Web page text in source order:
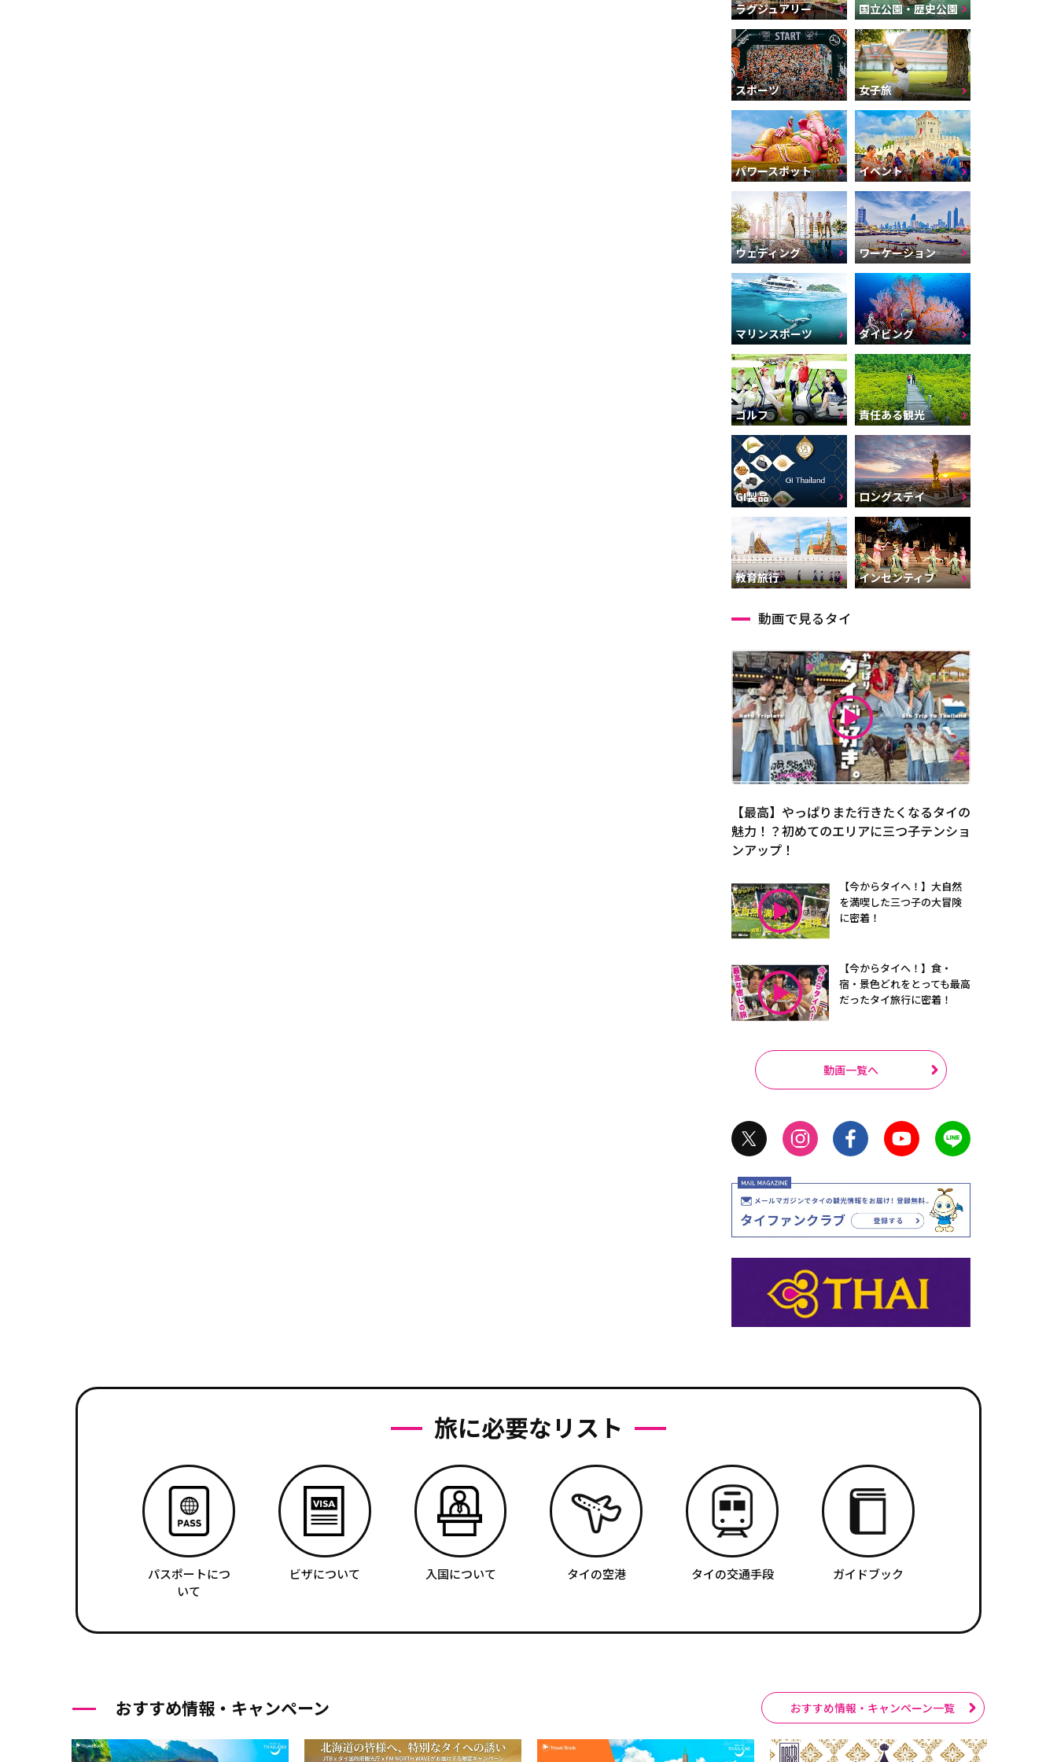
ラグジュアリー 国立公園・歴史公園
スポーツ 女子旅
パワースポット イベント
ウェディング ワーケーション
マリンスポーツ ダイビング
ゴルフ 責任ある観光
GI製品 ロングステイ
教育旅行 インセンティブ
動画で見るタイ
【最高】やっぱりまた行きたくなるタイの
魅力！？初めてのエリアに三つ子テンショ
ンアップ！
【今からタイへ！】大自然
を満喫した三つ子の大冒険
に密着！
【今からタイへ！】食・
宿・景色どれをとっても最高
だったタイ旅行に密着！
動画一覧へ
旅に必要なリスト
パスポートにつ
いて
ビザについて 入国について タイの空港 タイの交通手段 ガイドブック
おすすめ情報・キャンペーン おすすめ情報・キャンペーン一覧